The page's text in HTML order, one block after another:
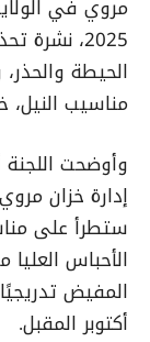
2025،
الحيطة
مناسيب النيل،
وأوضحت اللجنة
ستطرأ على
الأحباس
المفيض
أكتوبر المقبل.